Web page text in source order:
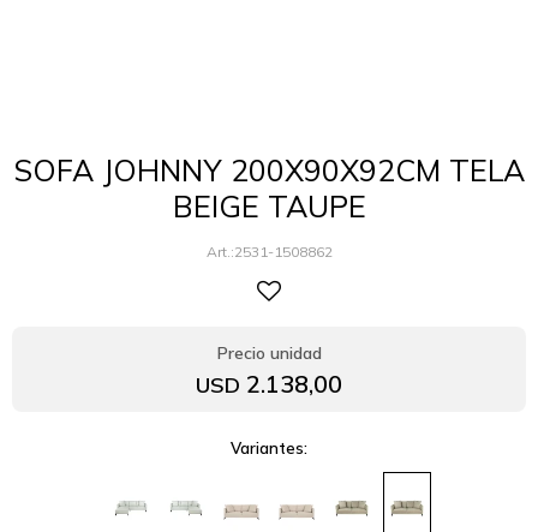
SOFA JOHNNY 200X90X92CM TELA
BEIGE TAUPE
2531-1508862
USD 2.138,00
Variantes: